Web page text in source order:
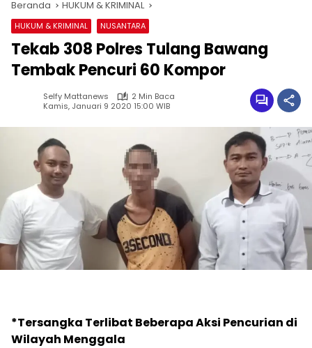
Beranda HUKUM & KRIMINAL
HUKUM & KRIMINAL NUSANTARA
Tekab 308 Polres Tulang Bawang
Tembak Pencuri 60 Kompor
Selfy Mattanews
2 Min Baca
Kamis, Januari 9 2020 15:00 WIB
*Tersangka Terlibat Beberapa Aksi Pencurian di
Wilayah Menggala